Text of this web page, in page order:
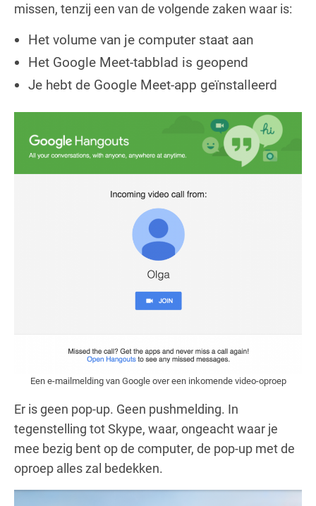
missen, tenzij een van de volgende zaken waar is:
Het volume van je computer staat aan
Het Google Meet-tabblad is geopend
Je hebt de Google Meet-app geïnstalleerd
Een e-mailmelding van Google over een inkomende video-oproep
Er is geen pop-up. Geen pushmelding. In
tegenstelling tot Skype, waar, ongeacht waar je
mee bezig bent op de computer, de pop-up met de
oproep alles zal bedekken.